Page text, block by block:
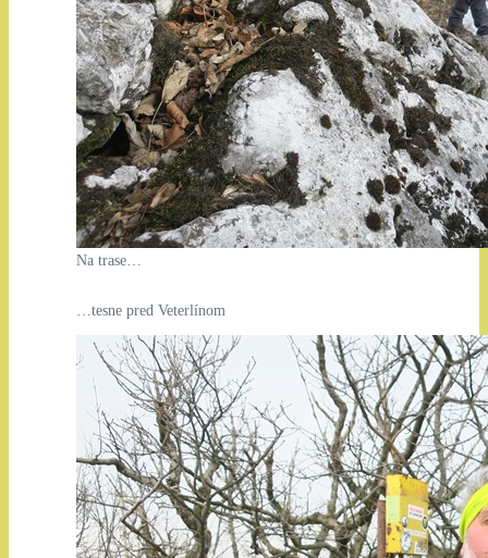
Na trase…
…tesne pred Veterlínom